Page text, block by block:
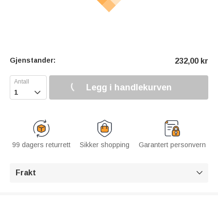
Gjenstander: 232,00 kr
 Legg i handlekurven
99 dagers returrett Sikker shopping Garantert personvern
Frakt 